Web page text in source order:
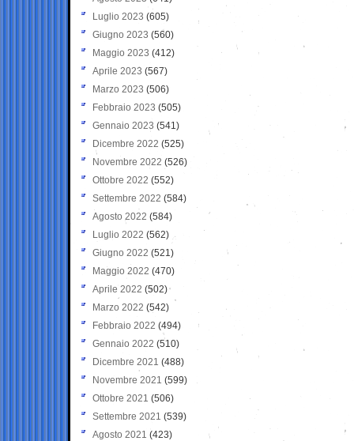
Luglio 2023 (605)
Giugno 2023 (560)
Maggio 2023 (412)
Aprile 2023 (567)
Marzo 2023 (506)
Febbraio 2023 (505)
Gennaio 2023 (541)
Dicembre 2022 (525)
Novembre 2022 (526)
Ottobre 2022 (552)
Settembre 2022 (584)
Agosto 2022 (584)
Luglio 2022 (562)
Giugno 2022 (521)
Maggio 2022 (470)
Aprile 2022 (502)
Marzo 2022 (542)
Febbraio 2022 (494)
Gennaio 2022 (510)
Dicembre 2021 (488)
Novembre 2021 (599)
Ottobre 2021 (506)
Settembre 2021 (539)
Agosto 2021 (423)